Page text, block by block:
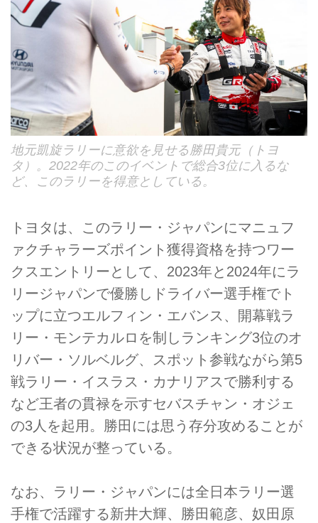
地元凱旋ラリーに意欲を見せる勝田貴元（トヨ
タ）。2022年のこのイベントで総合3位に入るな
ど、このラリーを得意としている。
トヨタは、このラリー・ジャパンにマニュフ
ァクチャラーズポイント獲得資格を持つワー
クスエントリーとして、2023年と2024年にラ
リージャパンで優勝しドライバー選手権でト
ップに立つエルフィン・エバンス、開幕戦ラ
リー・モンテカルロを制しランキング3位のオ
リバー・ソルベルグ、スポット参戦ながら第5
戦ラリー・イスラス・カナリアスで勝利する
など王者の貫禄を示すセバスチャン・オジェ
の3人を起用。勝田には思う存分攻めることが
できる状況が整っている。
なお、ラリー・ジャパンには全日本ラリー選
手権で活躍する新井大輝、勝田範彦、奴田原